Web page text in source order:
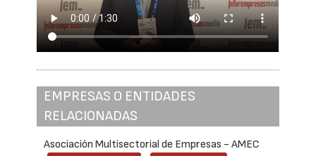
EMPRESAS O ENTIDADES
RELACIONADAS
Asociación Multisectorial de Empresas - AMEC